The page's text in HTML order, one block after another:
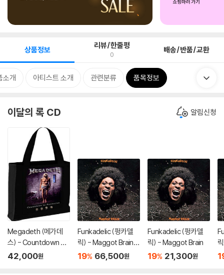
상품정보 리뷰/한줄평
0 배송/반품/교환
소개 아티스트 소개 관련분류 품목정보
이달의 록 CD 알림신청
Megadeth (메가데
스) - Countdown To
Extinction 캔버스 쇼
42,000원
Funkadelic (펑카델
릭) - Maggot Brain
[SACD Hybrid]
19% 66,500원
Funkadelic (펑카델
릭) - Maggot Brain
19% 21,300원
[